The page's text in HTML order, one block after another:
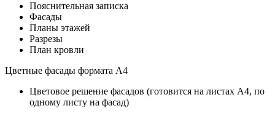
Пояснительная записка
Фасады
Планы этажей
Разрезы
План кровли
Цветные фасады формата А4
Цветовое решение фасадов (готовится на листах А4, по
одному листу на фасад)